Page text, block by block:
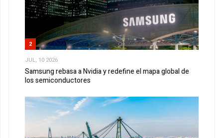
2
JUL, 10 2026
Samsung rebasa a Nvidia y redefine el mapa global de
los semiconductores